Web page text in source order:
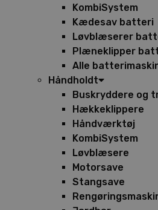
KombiSystem
Kædesav batteri
Løvblæserer
Plæneklipper
Alle
Håndholdt
Buskryddere og
Hækkeklippere
Håndværktøj
KombiSystem
Løvblæsere
Motorsave
Stangsave